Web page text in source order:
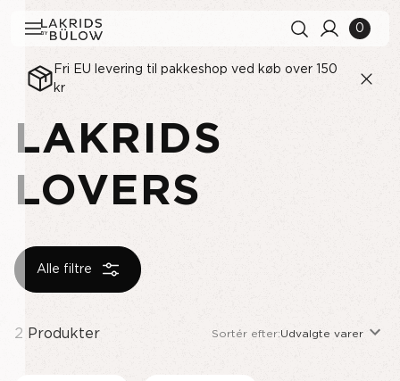
0
Fri EU levering til pakkeshop ved køb over 150
kr
Søgehistorik
Søgeresultater
LAKRIDS
LOVERS
Alle filtre
2 Produkter Sortér efter:Udvalgte varer